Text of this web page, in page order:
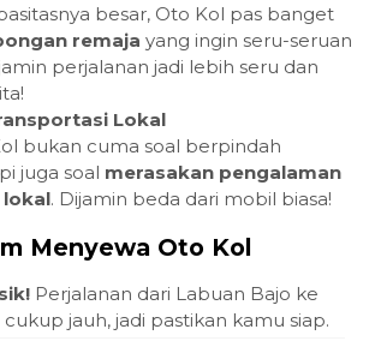
besar, Oto Kol pas banget
remaja yang ingin seru-seruan
perjalanan jadi lebih seru dan
Lokal
bukan cuma soal berpindah
juga soal merasakan pengalaman
lokal. Dijamin beda dari mobil biasa!
Menyewa Oto Kol
Perjalanan dari Labuan Bajo ke
jauh, jadi pastikan kamu siap.